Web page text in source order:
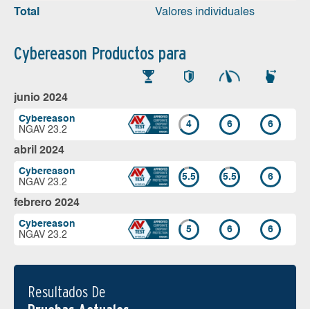
Total Valores individuales
Cybereason Productos para
junio 2024
Cybereason
NGAV 23.2
4 6 6
abril 2024
Cybereason
NGAV 23.2
5.5 5.5 6
febrero 2024
Cybereason
NGAV 23.2
5 6 6
Resultados De